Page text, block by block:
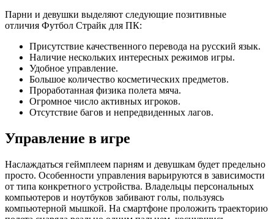
Парни и девушки выделяют следующие позитивные
отличия Футбол Страйк для ПК:
Присутствие качественного перевода на русский язык.
Наличие нескольких интересных режимов игры.
Удобное управление.
Большое количество косметических предметов.
Проработанная физика полета мяча.
Огромное число активных игроков.
Отсутствие багов и непредвиденных лагов.
Управление в игре
Наслаждаться геймплеем парням и девушкам будет предельно
просто. Особенности управления варьируются в зависимости
от типа конкретного устройства. Владельцы персональных
компьютеров и ноутбуков забивают голы, пользуясь
компьютерной мышкой. На смартфоне проложить траекторию